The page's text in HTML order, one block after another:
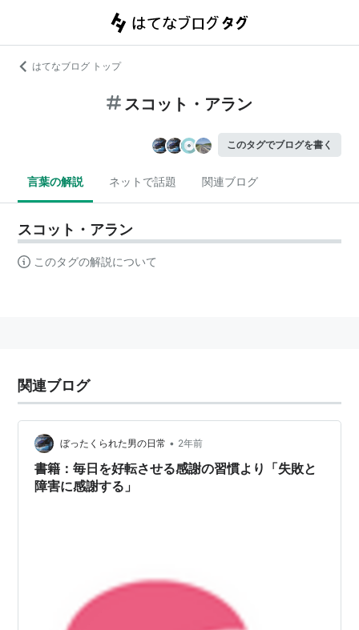
はてなブログ トップ
スコット・アラン
このタグでブログを書く
言葉の解説 ネットで話題 関連ブログ
スコット・アラン
このタグの解説について
関連ブログ
ぼったくられた男の日常 • 2年前
書籍：毎日を好転させる感謝の習慣より「失敗と
障害に感謝する」